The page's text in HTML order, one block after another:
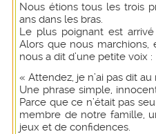
Nous étions tous les trois
ans dans les bras.
Le plus poignant est
Alors que nous marchions,
nous a dit d’une petite voix :
« Attendez, je n’ai pas dit au
Une phrase simple,
Parce que ce n’était pas
membre de notre famille,
jeux et de confidences.